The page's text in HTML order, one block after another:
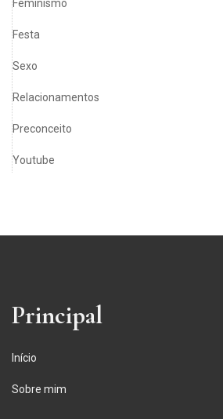
Feminismo
Festa
Sexo
Relacionamentos
Preconceito
Youtube
Principal
Início
Sobre mim